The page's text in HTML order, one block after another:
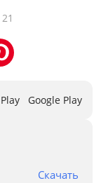
Google Play
Скачать